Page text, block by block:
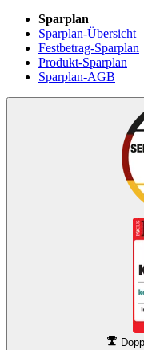
Sparplan
Sparplan-Übersicht
Festbetrag-Sparplan
Produkt-Sparplan
Sparplan-AGB